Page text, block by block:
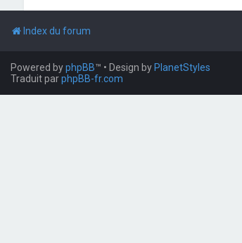
Index du forum
Powered byphpBB™ • Design by PlanetStyles
Traduit parphpBB-fr.com